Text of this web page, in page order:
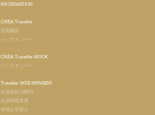
INFORMATION
CREA Traveller
定期購読
バックナンバー
CREA Traveller MOOK
バックナンバー
Traveller WEB MEMBER
会員登録 (無料)
会員情報変更
各種お手続き